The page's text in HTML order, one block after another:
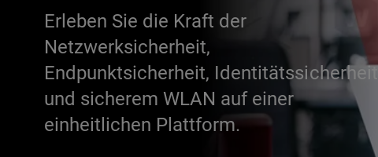
Erleben Sie die Kraft der
Netzwerksicherheit,
Endpunktsicherheit, Identitätssicherheit
und sicherem WLAN auf einer
einheitlichen Plattform.